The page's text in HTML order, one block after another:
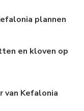
plannen
en kloven op
van Kefalonia